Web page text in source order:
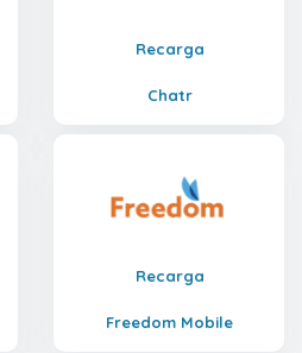
Recarga
Chatr
Recarga
Freedom Mobile